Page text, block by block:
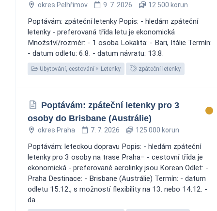
okres Pelhřimov 9. 7. 2026 12 500 korun
Poptávám: zpáteční letenky Popis: - hledám zpáteční
letenky - preferovaná třída letu je ekonomická
Množství/rozměr: - 1 osoba Lokalita: - Bari, Itálie Termín:
- datum odletu: 6.8. - datum návratu: 13.8.
Ubytování, cestování Letenky zpáteční letenky
Poptávám: zpáteční letenky pro 3
osoby do Brisbane (Austrálie)
okres Praha 7. 7. 2026 125 000 korun
Poptávám: leteckou dopravu Popis: - hledám zpáteční
letenky pro 3 osoby na trase Praha– - cestovní třída je
ekonomická - preferované aerolinky jsou Korean Odlet: -
Praha Destinace: - Brisbane (Austrálie) Termín: - datum
odletu 15.12., s možností flexibility na 13. nebo 14.12. -
da...